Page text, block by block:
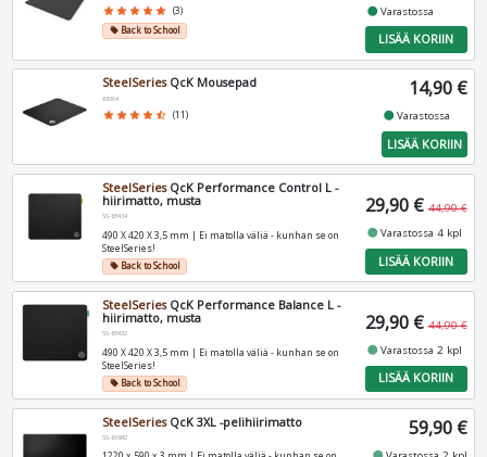
star star star star star (3)
local_offerBack to School
fiber_manual_recordVarastossa
LISÄÄ KORIIN
SteelSeriesQcK Mousepad
63004
star star star star star_half (11)
14,90 €
fiber_manual_recordVarastossa
LISÄÄ KORIIN
SteelSeriesQcK Performance Control L -
hiirimatto, musta
SS-63434
490 X 420 X 3,5 mm | Ei matolla väliä - kunhan se on
SteelSeries!
local_offerBack to School
29,90 € 44,90 €
fiber_manual_recordVarastossa 4 kpl
LISÄÄ KORIIN
SteelSeriesQcK Performance Balance L -
hiirimatto, musta
SS-63432
490 X 420 X 3,5 mm | Ei matolla väliä - kunhan se on
SteelSeries!
local_offerBack to School
29,90 € 44,90 €
fiber_manual_recordVarastossa 2 kpl
LISÄÄ KORIIN
SteelSeriesQcK 3XL -pelihiirimatto
SS-63842 59,90 €